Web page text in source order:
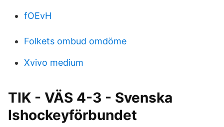
fOEvH
Folkets ombud omdöme
Xvivo medium
TIK - VÄS 4-3 - Svenska
Ishockeyförbundet